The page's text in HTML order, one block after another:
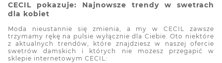
CECIL pokazuje: Najnowsze trendy w swetrach
dla kobiet
Moda nieustannie się zmienia, a my w CECIL zawsze
trzymamy rękę na pulsie wyłącznie dla Ciebie. Oto niektóre
z aktualnych trendów, które znajdziesz w naszej ofercie
swetrów damskich i których nie możesz przegapić w
sklepie internetowym CECIL: